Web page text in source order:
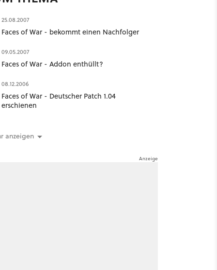
25.08.2007
Faces of War - bekommt einen Nachfolger
09.05.2007
Faces of War - Addon enthüllt?
08.12.2006
Faces of War - Deutscher Patch 1.04
erschienen
anzeigen